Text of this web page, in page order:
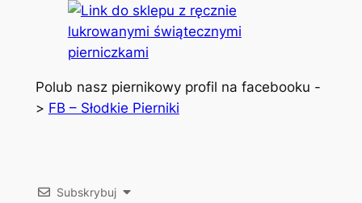
Polub nasz piernikowy profil na facebooku -
> FB – Słodkie Pierniki
Subskrybuj